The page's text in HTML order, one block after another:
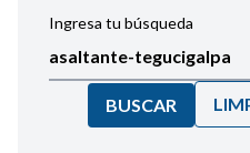
Ingresa tu búsqueda
BUSCAR